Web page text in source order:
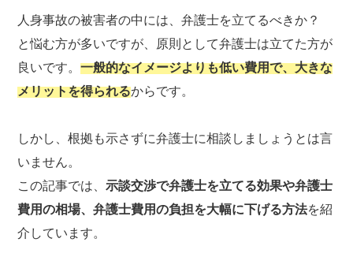
人身事故の被害者の中には、弁護士を立てるべきか？
と悩む方が多いですが、原則として弁護士は立てた方が
良いです。一般的なイメージよりも低い費用で、大きな
メリットを得られるからです。
しかし、根拠も示さずに弁護士に相談しましょうとは言
いません。
この記事では、示談交渉で弁護士を立てる効果や弁護士
費用の相場、弁護士費用の負担を大幅に下げる方法を紹
介しています。